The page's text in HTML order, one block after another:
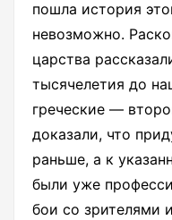
пошла история
невозможно.
царства
тысячелетия до
греческие —
доказали, что
раньше, а к
были уже
бои со зрителями